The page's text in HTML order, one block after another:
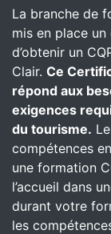
La branche de
mis en place un
d’obtenir un
Clair. Ce
répond aux
exigences
du tourisme.
compétences
une formation
l’accueil dans
durant votre
les